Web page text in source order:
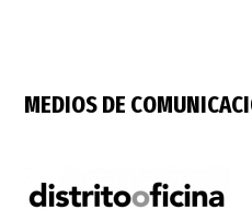
MEDIOS DE